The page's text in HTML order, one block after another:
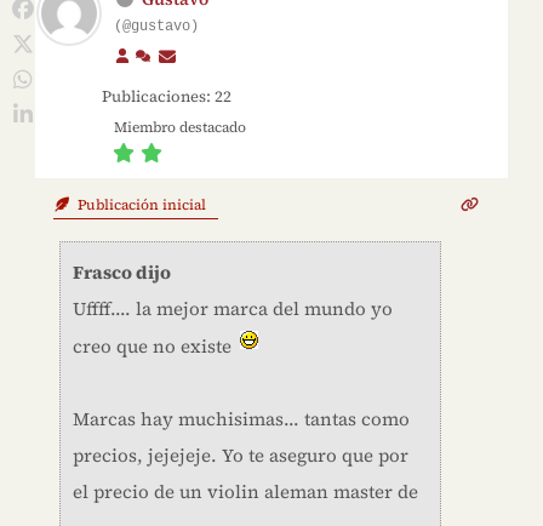
(@gustavo)
Publicaciones: 22
Miembro destacado
Publicación inicial
Frasco dijo
Uffff.... la mejor marca del mundo yo
creo que no existe
Marcas hay muchisimas... tantas como
precios, jejejeje. Yo te aseguro que por
el precio de un violin aleman master de